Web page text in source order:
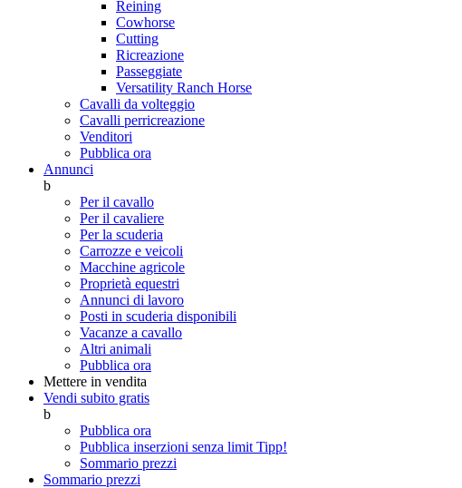
Reining
Cowhorse
Cutting
Ricreazione
Passeggiate
Versatility Ranch Horse
Cavalli da volteggio
Cavalli perricreazione
Venditori
Pubblica ora
Annunci
b
Per il cavallo
Per il cavaliere
Per la scuderia
Carrozze e veicoli
Macchine agricole
Proprietà equestri
Annunci di lavoro
Posti in scuderia disponibili
Vacanze a cavallo
Altri animali
Pubblica ora
Mettere in vendita
Vendi subito gratis
b
Pubblica ora
Pubblica inserzioni senza limit Tipp!
Sommario prezzi
Sommario prezzi